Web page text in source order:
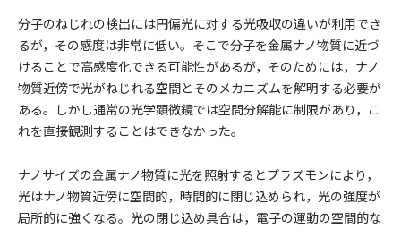
分子のねじれの検出には円偏光に対する光吸収の違いが利用でき
るが，その感度は非常に低い。そこで分子を金属ナノ物質に近づ
けることで高感度化できる可能性があるが，そのためには，ナノ
物質近傍で光がねじれる空間とそのメカニズムを解明する必要が
ある。しかし通常の光学顕微鏡では空間分解能に制限があり，こ
れを直接観測することはできなかった。
ナノサイズの金属ナノ物質に光を照射するとプラズモンにより，
光はナノ物質近傍に空間的，時間的に閉じ込められ，光の強度が
局所的に強くなる。光の閉じ込め具合は，電子の運動の空間的な